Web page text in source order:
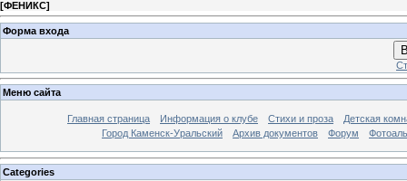
[ФЕНИКС]
Форма входа
Меню сайта
Главная страница Информация о клубе Стихи и проза
Детская
Город Каменск-Уральский
Архив документов Форум
Categories